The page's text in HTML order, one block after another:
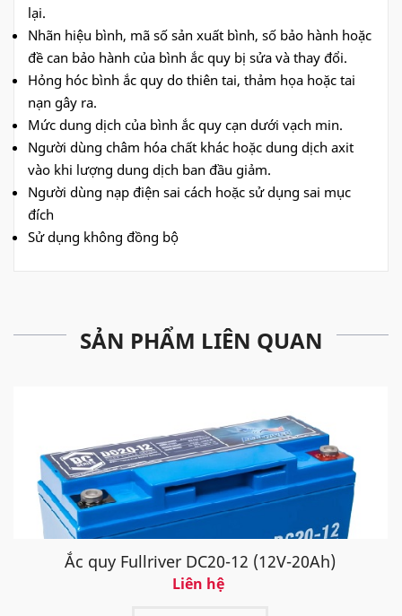
lại.
Nhãn hiệu bình, mã số sản xuất bình, số bảo hành hoặc
đề can bảo hành của bình ắc quy bị sửa và thay đổi.
Hỏng hóc bình ắc quy do thiên tai, thảm họa hoặc tai
nạn gây ra.
Mức dung dịch của bình ắc quy cạn dưới vạch min.
Người dùng châm hóa chất khác hoặc dung dịch axit
vào khi lượng dung dịch ban đầu giảm.
Người dùng nạp điện sai cách hoặc sử dụng sai mục
đích
Sử dụng không đồng bộ
SẢN PHẨM LIÊN QUAN
Ắc quy Fullriver DC20-12 (12V-20Ah)
Liên hệ